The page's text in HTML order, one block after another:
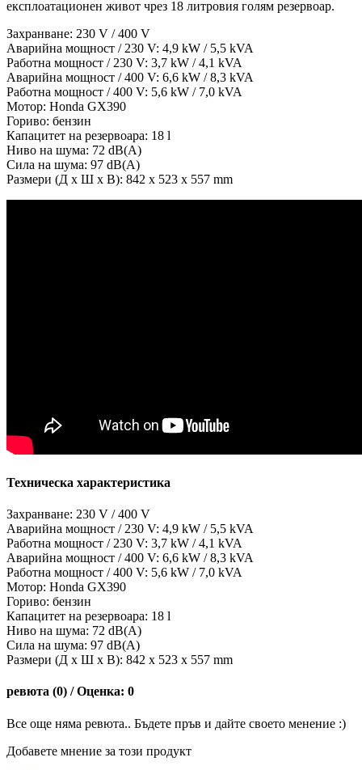
експлоатационен живот чрез 18 литровия голям резервоар.
Захранване: 230 V / 400 V
Аварийна мощност / 230 V: 4,9 kW / 5,5 kVA
Работна мощност / 230 V: 3,7 kW / 4,1 kVA
Аварийна мощност / 400 V: 6,6 kW / 8,3 kVA
Работна мощност / 400 V: 5,6 kW / 7,0 kVA
Мотор: Honda GX390
Гориво: бензин
Капацитет на резервоара: 18 l
Ниво на шума: 72 dB(A)
Сила на шума: 97 dB(A)
Размери (Д х Ш х В): 842 x 523 x 557 mm
Техническа характеристика
Захранване: 230 V / 400 V
Аварийна мощност / 230 V: 4,9 kW / 5,5 kVA
Работна мощност / 230 V: 3,7 kW / 4,1 kVA
Аварийна мощност / 400 V: 6,6 kW / 8,3 kVA
Работна мощност / 400 V: 5,6 kW / 7,0 kVA
Мотор: Honda GX390
Гориво: бензин
Капацитет на резервоара: 18 l
Ниво на шума: 72 dB(A)
Сила на шума: 97 dB(A)
Размери (Д х Ш х В): 842 x 523 x 557 mm
ревюта (0) / Оценка: 0
Все още няма ревюта.. Бъдете пръв и дайте своето менение :)
Добавете мнение за този продукт